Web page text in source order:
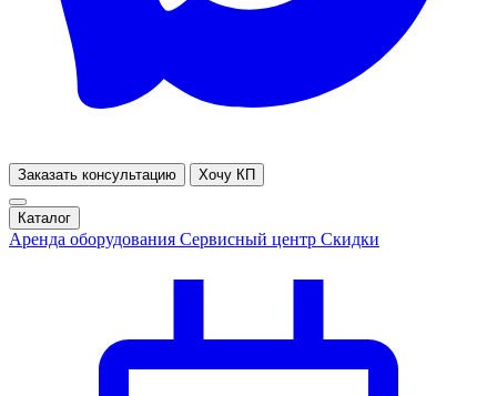
Заказать консультацию Хочу КП
Каталог
Аренда оборудования Сервисный центр Скидки